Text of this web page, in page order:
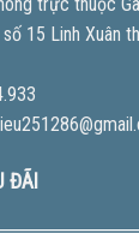
15 Linh Xuân
ĐÃI